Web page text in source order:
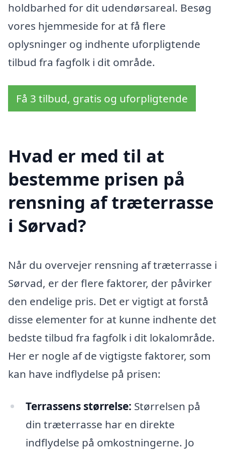
holdbarhed for dit udendørsareal. Besøg
vores hjemmeside for at få flere
oplysninger og indhente uforpligtende
tilbud fra fagfolk i dit område.
Få 3 tilbud, gratis og uforpligtende
Hvad er med til at
bestemme prisen på
rensning af træterrasse
i Sørvad?
Når du overvejer rensning af træterrasse i
Sørvad, er der flere faktorer, der påvirker
den endelige pris. Det er vigtigt at forstå
disse elementer for at kunne indhente det
bedste tilbud fra fagfolk i dit lokalområde.
Her er nogle af de vigtigste faktorer, som
kan have indflydelse på prisen:
Terrassens størrelse: Størrelsen på
din træterrasse har en direkte
indflydelse på omkostningerne. Jo